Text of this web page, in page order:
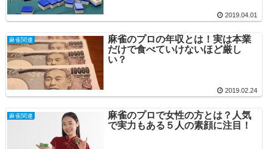
2019.04.01
麻雀関連
麻雀のプロの年収とは！実は本業
だけで食べていけないほど厳し
い？
2019.02.24
麻雀関連
麻雀のプロで女性の方とは？人気
で実力もある５人の素顔に注目！